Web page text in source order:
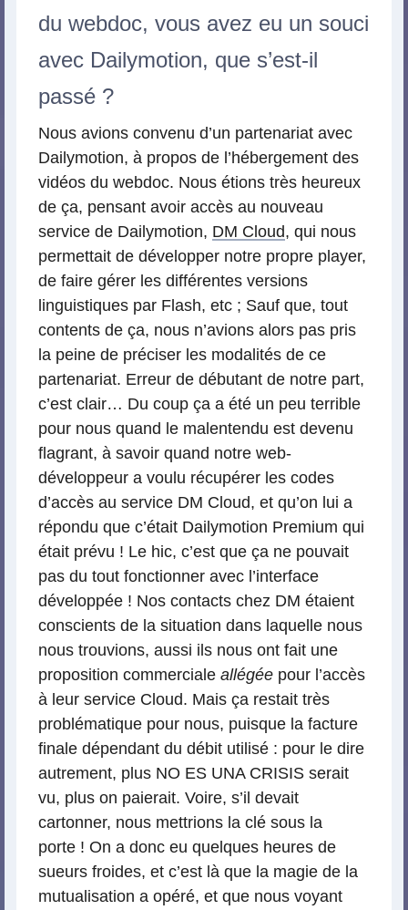
du webdoc, vous avez eu un souci
avec Dailymotion, que s’est-il
passé ?
Nous avions convenu d’un partenariat avec
Dailymotion, à propos de l’hébergement des
vidéos du webdoc. Nous étions très heureux
de ça, pensant avoir accès au nouveau
service de Dailymotion, DM Cloud, qui nous
permettait de développer notre propre player,
de faire gérer les différentes versions
linguistiques par Flash, etc ; Sauf que, tout
contents de ça, nous n’avions alors pas pris
la peine de préciser les modalités de ce
partenariat. Erreur de débutant de notre part,
c’est clair… Du coup ça a été un peu terrible
pour nous quand le malentendu est devenu
flagrant, à savoir quand notre web-
développeur a voulu récupérer les codes
d’accès au service DM Cloud, et qu’on lui a
répondu que c’était Dailymotion Premium qui
était prévu ! Le hic, c’est que ça ne pouvait
pas du tout fonctionner avec l’interface
développée ! Nos contacts chez DM étaient
conscients de la situation dans laquelle nous
nous trouvions, aussi ils nous ont fait une
proposition commerciale allégée pour l’accès
à leur service Cloud. Mais ça restait très
problématique pour nous, puisque la facture
finale dépendant du débit utilisé : pour le dire
autrement, plus NO ES UNA CRISIS serait
vu, plus on paierait. Voire, s’il devait
cartonner, nous mettrions la clé sous la
porte ! On a donc eu quelques heures de
sueurs froides, et c’est là que la magie de la
mutualisation a opéré, et que nous voyant